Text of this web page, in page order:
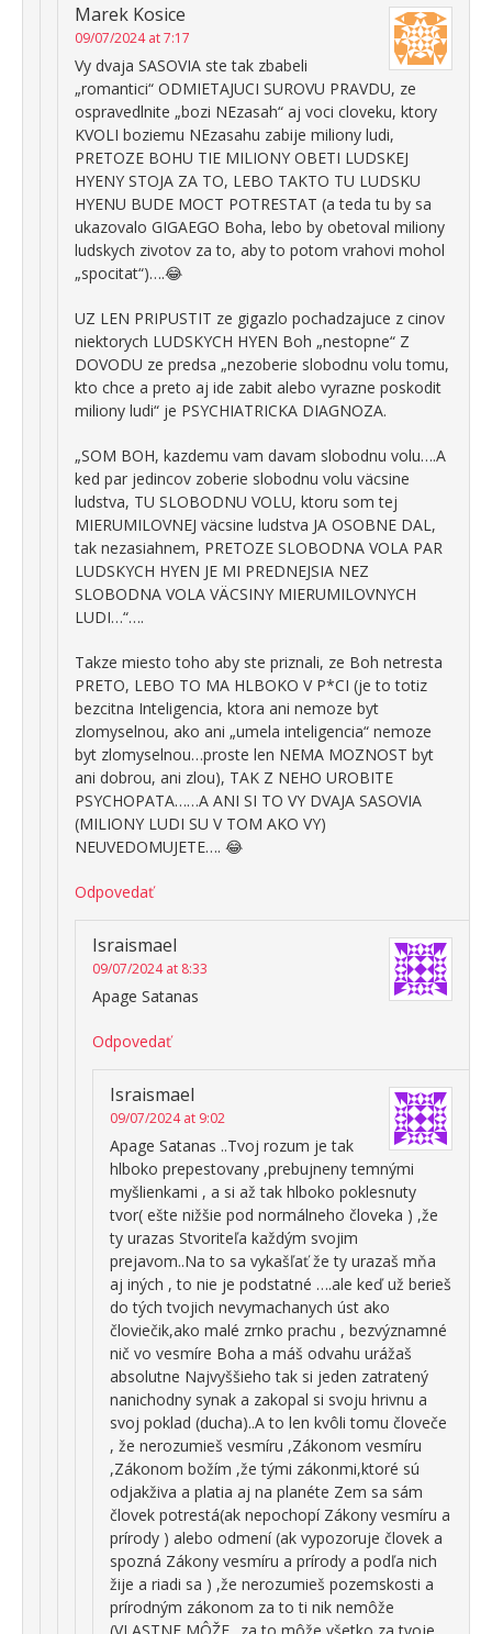
Marek Kosice
09/07/2024 at 7:17
Vy dvaja SASOVIA ste tak zbabeli
„romantici“ ODMIETAJUCI SUROVU PRAVDU, ze
ospravedlnite „bozi NEzasah“ aj voci cloveku, ktory
KVOLI boziemu NEzasahu zabije miliony ludi,
PRETOZE BOHU TIE MILIONY OBETI LUDSKEJ
HYENY STOJA ZA TO, LEBO TAKTO TU LUDSKU
HYENU BUDE MOCT POTRESTAT (a teda tu by sa
ukazovalo GIGAEGO Boha, lebo by obetoval miliony
ludskych zivotov za to, aby to potom vrahovi mohol
„spocitat“)….😂
UZ LEN PRIPUSTIT ze gigazlo pochadzajuce z cinov
niektorych LUDSKYCH HYEN Boh „nestopne“ Z
DOVODU ze predsa „nezoberie slobodnu volu tomu,
kto chce a preto aj ide zabit alebo vyrazne poskodit
miliony ludi“ je PSYCHIATRICKA DIAGNOZA.
„SOM BOH, kazdemu vam davam slobodnu volu….A
ked par jedincov zoberie slobodnu volu väcsine
ludstva, TU SLOBODNU VOLU, ktoru som tej
MIERUMILOVNEJ väcsine ludstva JA OSOBNE DAL,
tak nezasiahnem, PRETOZE SLOBODNA VOLA PAR
LUDSKYCH HYEN JE MI PREDNEJSIA NEZ
SLOBODNA VOLA VÄCSINY MIERUMILOVNYCH
LUDI…“….
Takze miesto toho aby ste priznali, ze Boh netresta
PRETO, LEBO TO MA HLBOKO V P*CI (je to totiz
bezcitna Inteligencia, ktora ani nemoze byt
zlomyselnou, ako ani „umela inteligencia“ nemoze
byt zlomyselnou…proste len NEMA MOZNOST byt
ani dobrou, ani zlou), TAK Z NEHO UROBITE
PSYCHOPATA……A ANI SI TO VY DVAJA SASOVIA
(MILIONY LUDI SU V TOM AKO VY)
NEUVEDOMUJETE…. 😂
Odpovedať
Israismael
09/07/2024 at 8:33
Apage Satanas
Odpovedať
Israismael
09/07/2024 at 9:02
Apage Satanas ..Tvoj rozum je tak
hlboko prepestovany ,prebujneny temnými
myšlienkami , a si až tak hlboko poklesnuty
tvor( ešte nižšie pod normálneho človeka ) ,že
ty urazas Stvoriteľa každým svojim
prejavom..Na to sa vykašľať že ty urazaš mňa
aj iných , to nie je podstatné ….ale keď už berieš
do tých tvojich nevymachanych úst ako
človiečik,ako malé zrnko prachu , bezvýznamné
nič vo vesmíre Boha a máš odvahu urážaš
absolutne Najvyššieho tak si jeden zatratený
nanichodny synak a zakopal si svoju hrivnu a
svoj poklad (ducha)..A to len kvôli tomu človeče
, že nerozumieš vesmíru ,Zákonom vesmíru
,Zákonom božím ,že tými zákonmi,ktoré sú
odjakživa a platia aj na planéte Zem sa sám
človek potrestá(ak nepochopí Zákony vesmíru a
prírody ) alebo odmení (ak vypozoruje človek a
spozná Zákony vesmíru a prírody a podľa nich
žije a riadi sa ) ,že nerozumieš pozemskosti a
prírodným zákonom za to ti nik nemôže